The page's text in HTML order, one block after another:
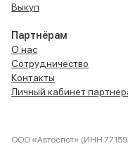
Выкуп
Партнёрам
О нас
Сотрудничество
Контакты
Личный кабинет
ООО «Автоспот» (ИНН